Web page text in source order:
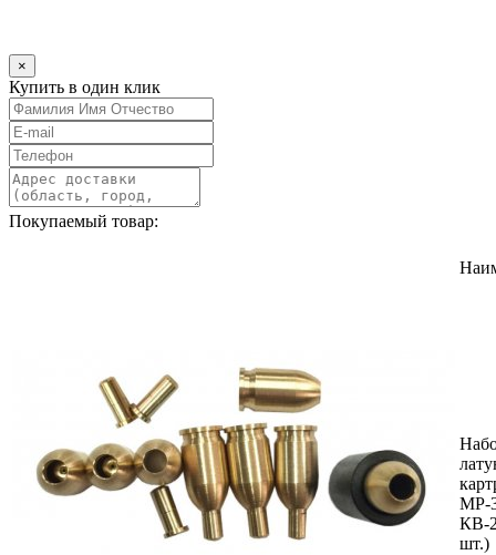
×
Купить в один клик
Покупаемый товар:
МР-
КВ-
шт.)